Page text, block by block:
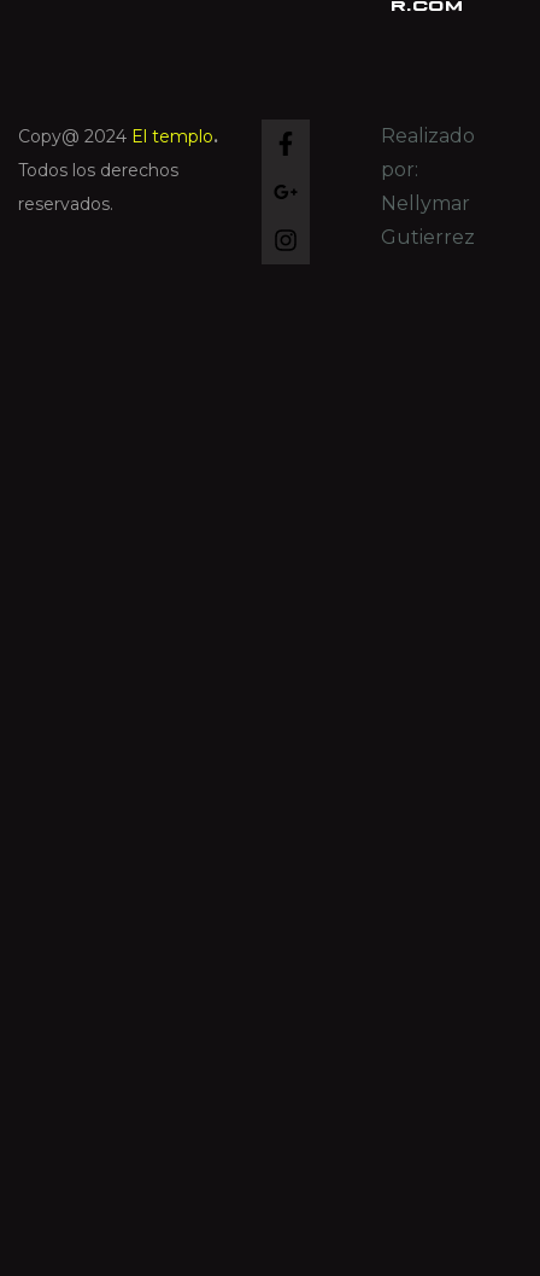
Copy@ 2024 El templo.
Todos los derechos
reservados.
Realizado
por:
Nellymar
Gutierrez